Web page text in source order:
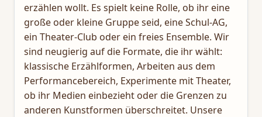
erzählen wollt. Es spielt keine Rolle, ob ihr eine
große oder kleine Gruppe seid, eine Schul-AG,
ein Theater-Club oder ein freies Ensemble. Wir
sind neugierig auf die Formate, die ihr wählt:
klassische Erzählformen, Arbeiten aus dem
Performancebereich, Experimente mit Theater,
ob ihr Medien einbezieht oder die Grenzen zu
anderen Kunstformen überschreitet. Unsere